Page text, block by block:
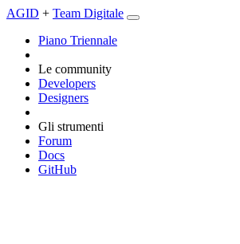
AGID + Team Digitale
Piano Triennale
Le community
Developers
Designers
Gli strumenti
Forum
Docs
GitHub